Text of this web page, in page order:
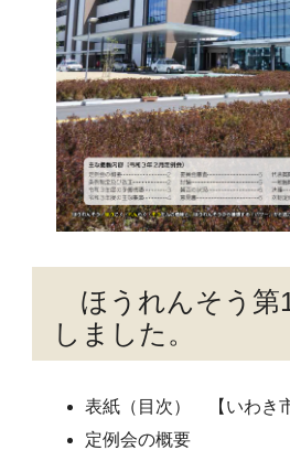
ほうれんそう第
しました。
表紙（目次） 【いわき
定例会の概要